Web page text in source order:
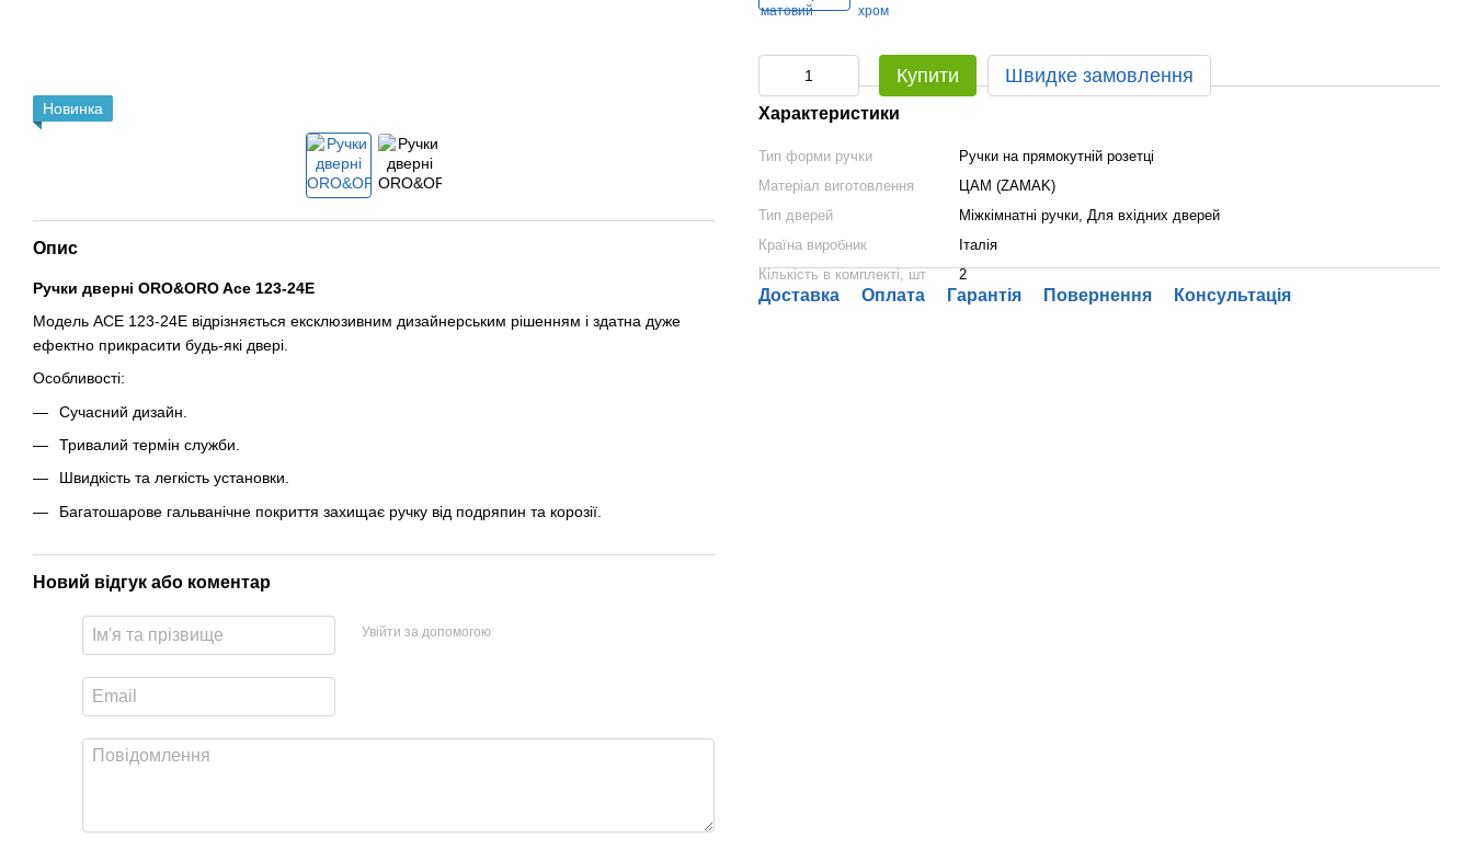
Новинка
Опис
Ручки дверні ORO&ORO Ace 123-24E
Модель ACE 123-24E відрізняється ексклюзивним дизайнерським рішенням і здатна дуже
ефектно прикрасити будь-які двері.
Особливості:
Сучасний дизайн.
Тривалий термін служби.
Швидкість та легкість установки.
Багатошарове гальванічне покриття захищає ручку від подряпин та корозії.
Новий відгук або коментар
Увійти за допомогою
Купити Швидке замовлення
Характеристики
Тип форми ручки
Ручки на прямокутній розетці
Матеріал виготовлення
ЦАМ (ZAMAK)
Тип дверей
Міжкімнатні ручки, Для вхідних дверей
Країна виробник
Італія
Кількість в комплекті, шт
2
Доставка Оплата Гарантія Повернення Консультація